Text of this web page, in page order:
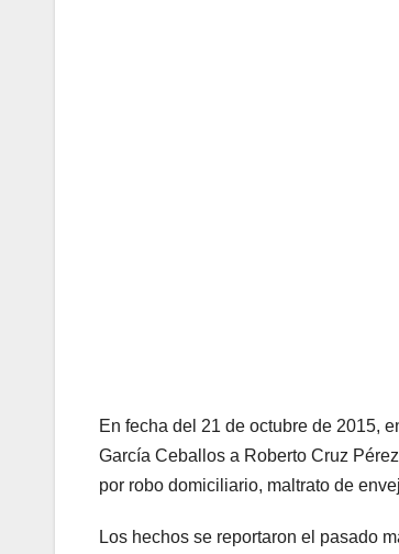
En fecha del 21 de octubre de 2015,
García Ceballos a Roberto Cruz
por robo domiciliario, maltrato de
Los hechos se reportaron el pasado